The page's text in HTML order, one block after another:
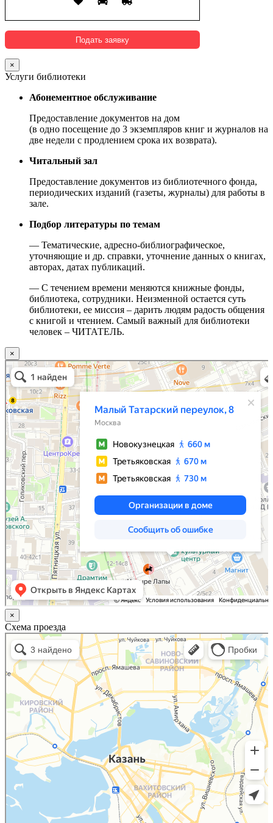
×
Услуги библиотеки
Абонементное обслуживание
Предоставление документов на дом
(в одно посещение до 3 экземпляров книг и журналов на
две недели с продлением срока их возврата).
Читальный зал
Предоставление документов из библиотечного фонда,
периодических изданий (газеты, журналы) для работы в
зале.
Подбор литературы по темам
— Тематические, адресно-библиографическое,
уточняющие и др. справки, уточнение данных о книгах,
авторах, датах публикаций.
— С течением времени меняются книжные фонды,
библиотека, сотрудники. Неизменной остается суть
библиотеки, ее миссия – дарить людям радость общения
с книгой и чтением. Самый важный для библиотеки
человек – ЧИТАТЕЛЬ.
×
Москва
Малый Татарский переулок, 8 на карте Москвы, ближайшее метро Новокузнецкая —
Яндекс.Карты
×
Схема проезда
Казань
Малый Татарский переулок, 8 на карте Москвы, ближайшее метро Новокузнецкая —
Яндекс.Карты